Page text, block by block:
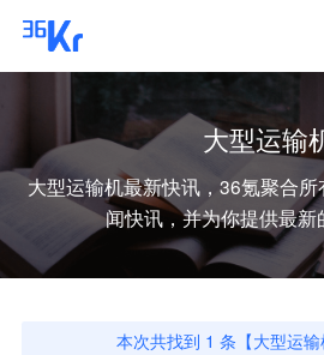
大型运输
大型运输机最新快讯，36氪聚合所
闻快讯，并为你提供最新
本次共找到 1 条【大型运